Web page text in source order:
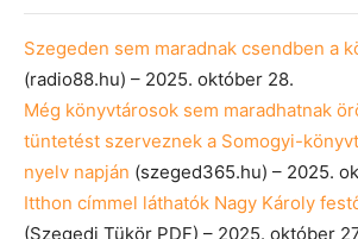
Szegeden sem maradnak csendben a
(radio88.hu) – 2025. október 28.
Még könyvtárosok sem maradhatnak
tüntetést szerveznek a Somogyi-
nyelv napján (szeged365.hu) – 2025.
Itthon címmel láthatók Nagy Károly
(Szegedi Tükör PDF) – 2025. október